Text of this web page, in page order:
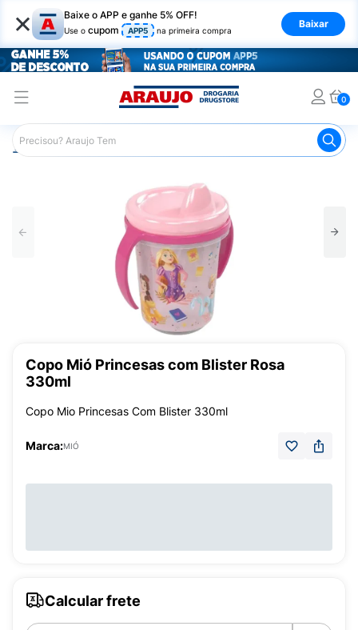
× Baixe o APP e ganhe 5% OFF!
Use o cupom APP5 na primeira compra
Baixar
0
Araujo Infantil Acessórios para Alimentação Infantil
Copo Mió Princesas com Blister Rosa
330ml
Copo Mio Princesas Com Blister 330ml
Marca:MIÓ
Calcular frete